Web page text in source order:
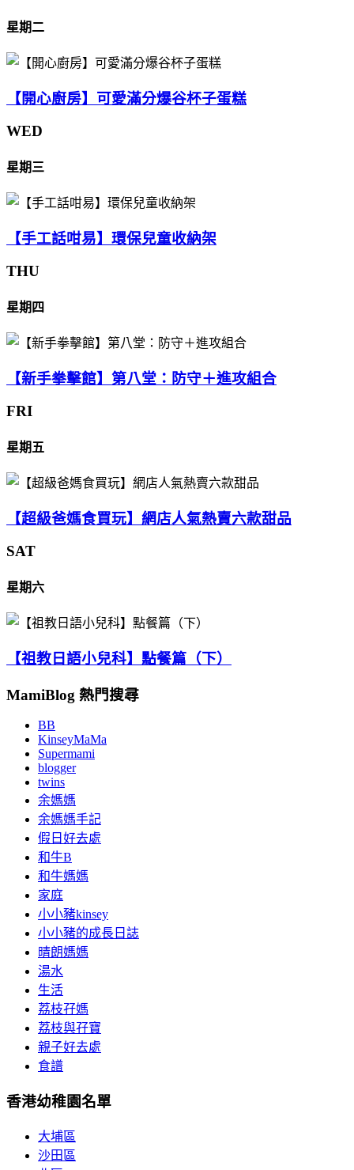
星期二
【開心廚房】可愛滿分爆谷杯子蛋糕
WED
星期三
【手工話咁易】環保兒童收納架
THU
星期四
【新手拳擊館】第八堂：防守＋進攻組合
FRI
星期五
【超級爸媽食買玩】網店人氣熱賣六款甜品
SAT
星期六
【祖教日語小兒科】點餐篇（下）
MamiBlog 熱門搜尋
BB
KinseyMaMa
Supermami
blogger
twins
余媽媽
余媽媽手記
假日好去處
和牛B
和牛媽媽
家庭
小小豬kinsey
小小豬的成長日誌
晴朗媽媽
湯水
生活
荔枝孖媽
荔枝與孖寶
親子好去處
食譜
香港幼稚園名單
大埔區
沙田區